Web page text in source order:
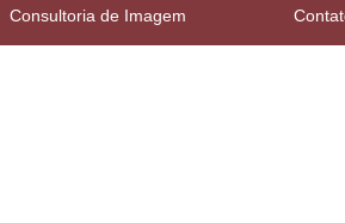
Consultoria de Imagem